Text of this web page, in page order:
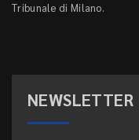
Tribunale di Milano.
NEWSLETTER